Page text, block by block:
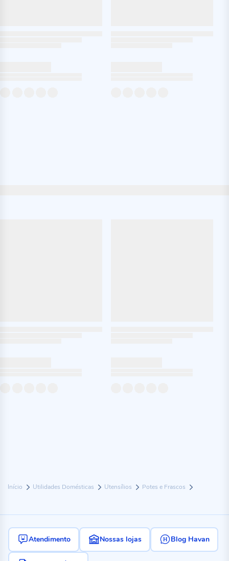
Início Utilidades Domésticas Utensílios Potes e Frascos
Atendimento Nossas lojas Blog Havan